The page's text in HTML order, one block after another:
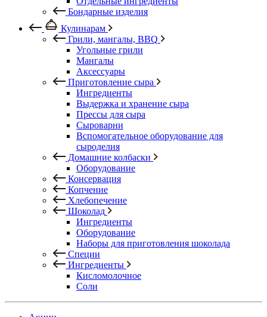
Бондарные изделия
Кулинарам
Грили, мангалы, BBQ
Угольные грили
Мангалы
Аксессуары
Приготовление сыра
Ингредиенты
Выдержка и хранение сыра
Прессы для сыра
Сыроварни
Вспомогательное оборудование для
сыроделия
Домашние колбаски
Оборудование
Консервация
Копчение
Хлебопечение
Шоколад
Ингредиенты
Оборудование
Наборы для приготовления шоколада
Специи
Ингредиенты
Кисломолочное
Соли